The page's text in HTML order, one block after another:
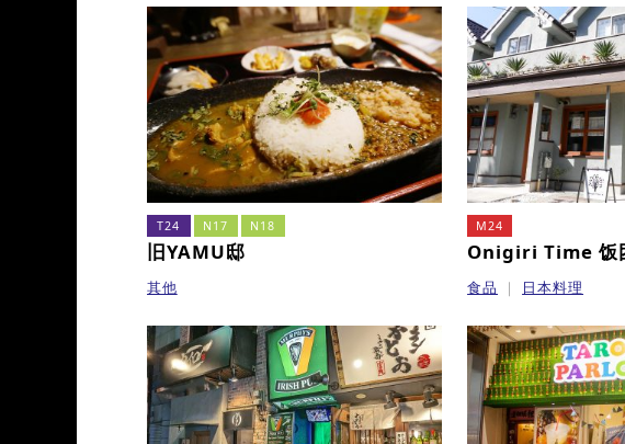
T24 N17 N18
旧YAMU邸
其他
M24
Onigiri Time 饭
食品 日本料理